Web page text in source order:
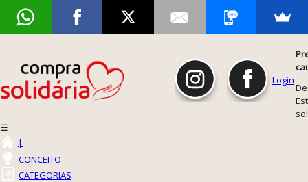
Login
☰
|
CONCEITO
CATEGORIAS